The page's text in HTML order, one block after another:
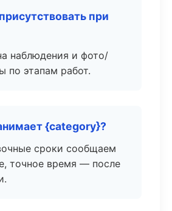
при
наблюдения и фото/
по этапам работ.
{category}?
сроки сообщаем
точное время — после